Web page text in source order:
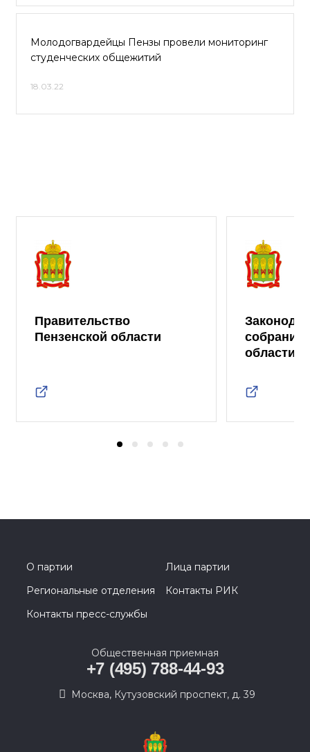
Молодогвардейцы Пензы провели мониторинг
студенческих общежитий
18.03.22
Правительство
Пензенской области
собрание
области
О партии
Лица партии
Региональные отделения
Контакты РИК
Контакты пресс-службы
Общественная приемная
+7 (495) 788-44-93
Москва, Кутузовский проспект, д. 39